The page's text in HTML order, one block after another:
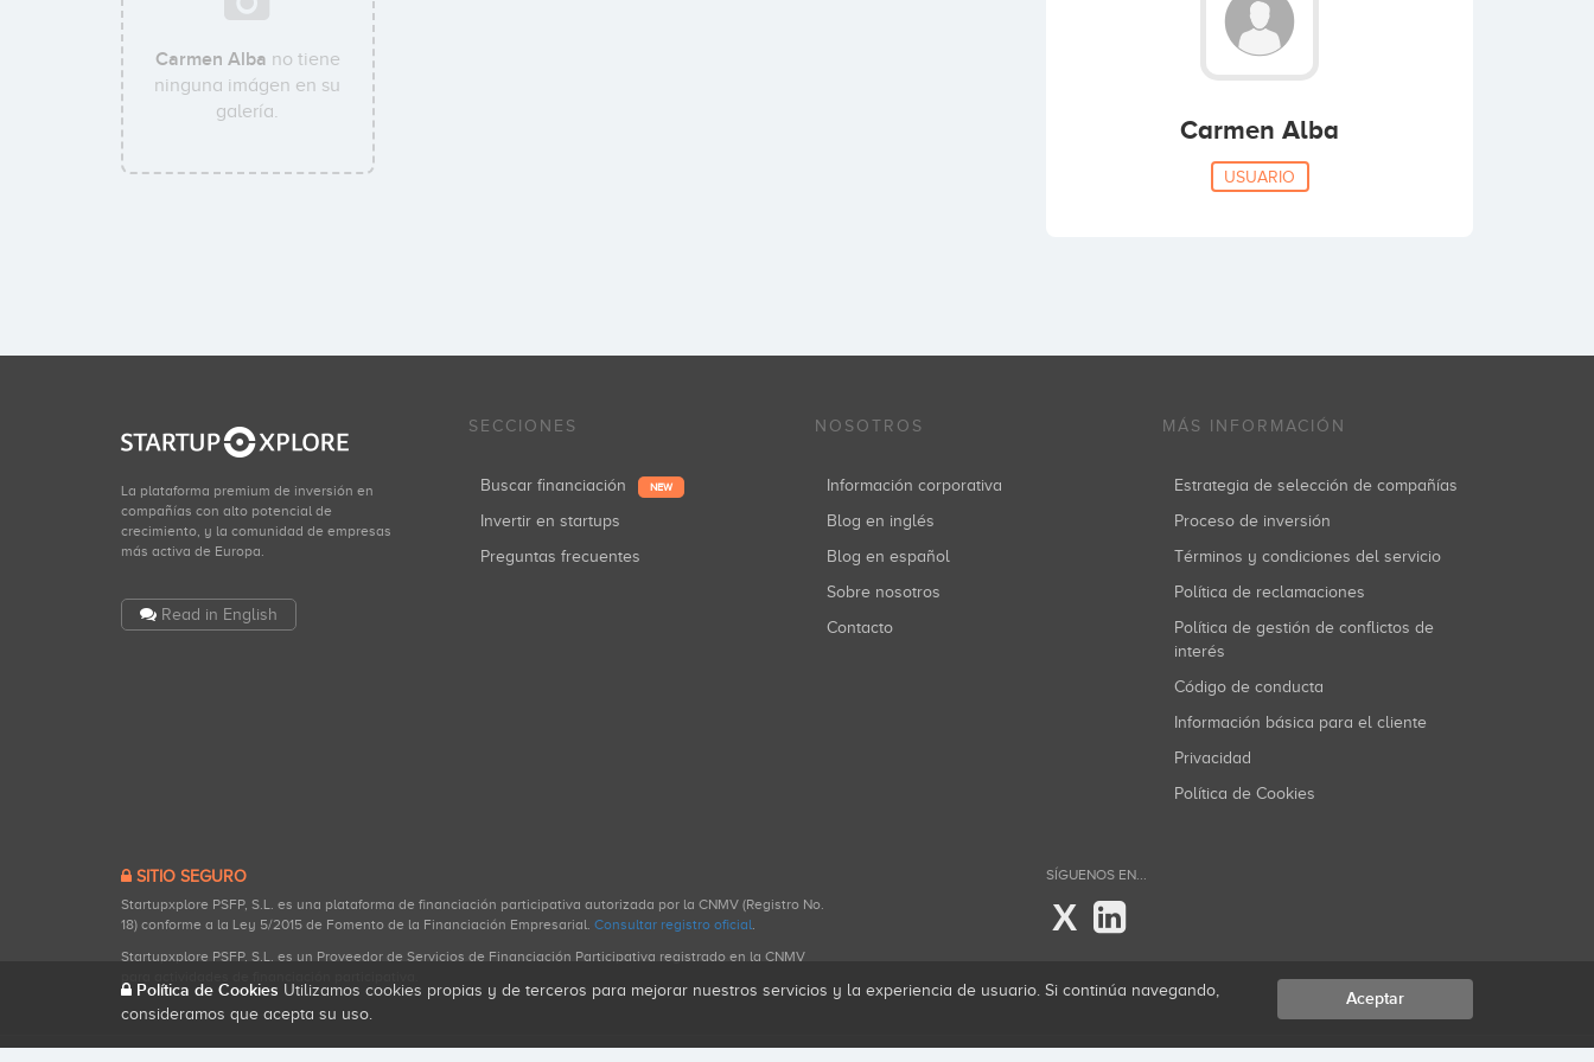
Carmen Alba no tiene
ninguna imágen en su
galería.
Carmen Alba
USUARIO
La plataforma premium de inversión en
compañías con alto potencial de
crecimiento, y la comunidad de empresas
más activa de Europa.
Read in English
SECCIONES
Buscar financiación NEW
Invertir en startups
Preguntas frecuentes
NOSOTROS
Información corporativa
Blog en inglés
Blog en español
Sobre nosotros
Contacto
MÁS INFORMACIÓN
Estrategia de selección de compañías
Proceso de inversión
Términos y condiciones del servicio
Política de reclamaciones
Política de gestión de conflictos de
interés
Código de conducta
Información básica para el cliente
Privacidad
Política de Cookies
SITIO SEGURO
Startupxplore PSFP, S.L. es una plataforma de financiación participativa autorizada por la CNMV (Registro No.
18) conforme a la Ley 5/2015 de Fomento de la Financiación Empresarial. Consultar registro oficial.
Startupxplore PSFP, S.L. es un Proveedor de Servicios de Financiación Participativa registrado en la CNMV
SÍGUENOS EN...
X
Política de Cookies Utilizamos cookies propias y de terceros para mejorar nuestros servicios y la experiencia de usuario. Si continúa navegando,
consideramos que acepta su uso.
Aceptar